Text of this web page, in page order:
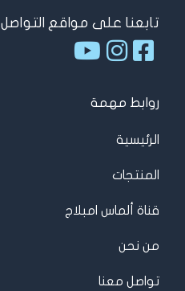
تابعنا على مواقع التواصل
روابط مهمة
الرئيسية
المنتجات
قناة ألماس امبلاج
من نحن
تواصل معنا